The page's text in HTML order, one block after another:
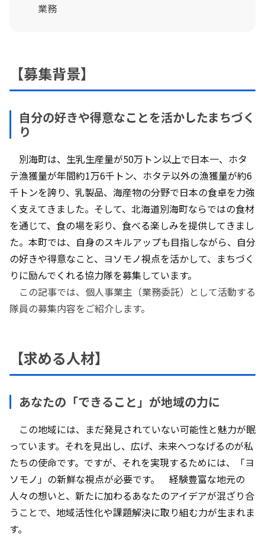
業務
【募集背景】
自分の好きや得意なことを活かしたまちづく
り
別海町は、生乳生産量が50万トン以上で日本一、ホタ
テ漁獲量が年間約1万6千トン、ホタテ以外の漁獲量が約6
千トンを誇り、乳製品、海産物の分野で日本の食卓を力強
く支えてきました。そして、北海道別海町ならではの食材
を通じて、食の場を彩り、食べる楽しみを提供してきまし
た。本町では、自身のスキルアップも目指しながら、自分
の好きや得意なこと、ヨソモノ視点を活かして、まちづく
りに励んでくれる協力隊を募集しています。
この記事では、個人事業主（業務委託）として活動する
隊員の募集内容をご紹介します。
【求める人材】
あなたの「できること」が地域の力に
この地域には、まだ発見されていない可能性と魅力が眠
っています。それを見出し、広げ、未来へつなげるのが私
たちの使命です。ですが、それを実現するためには、「ヨ
ソモノ」の新鮮な視点が必要です。 経験豊富な地元の
人々の想いと、新たに加わるあなたのアイデアが混ざり合
うことで、地域活性化や課題解決に取り組む力が生まれま
す。